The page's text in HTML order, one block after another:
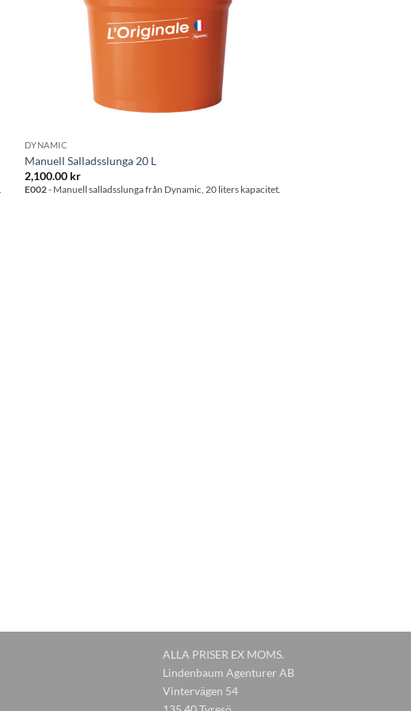
DYNAMIC
Manuell Salladsslunga 20 L
2,100.00 kr
E002- Manuell salladsslunga från Dynamic, 20 liters kapacitet.
ALLA PRISER EX MOMS.
Lindenbaum Agenturer AB
Vintervägen 54